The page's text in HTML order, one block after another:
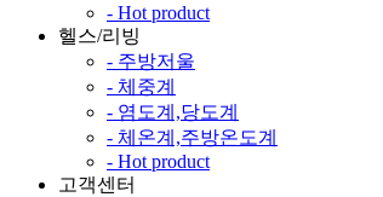
- Hot product
헬스/리빙
- 주방저울
- 체중계
- 염도계,당도계
- 체온계,주방온도계
- Hot product
고객센터